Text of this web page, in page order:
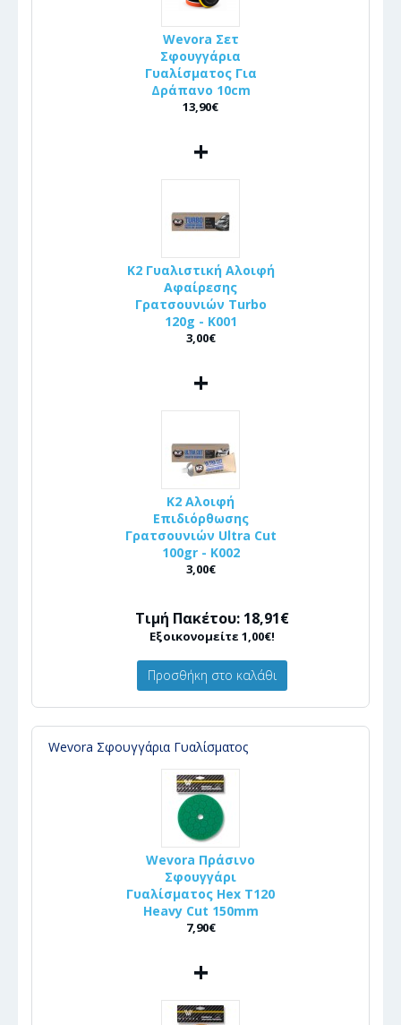
Wevora Σετ
Σφουγγάρια
Γυαλίσματος Για
Δράπανο 10cm
13,90€
+
K2 Γυαλιστική Αλοιφή
Αφαίρεσης
Γρατσουνιών Turbo
120g - K001
3,00€
+
K2 Αλοιφή
Επιδιόρθωσης
Γρατσουνιών Ultra Cut
100gr - Κ002
3,00€
Τιμή Πακέτου: 18,91€
Εξοικονομείτε 1,00€!
Προσθήκη στο καλάθι
Wevora Σφουγγάρια Γυαλίσματος
Wevora Πράσινο
Σφουγγάρι
Γυαλίσματος Hex T120
Heavy Cut 150mm
7,90€
+